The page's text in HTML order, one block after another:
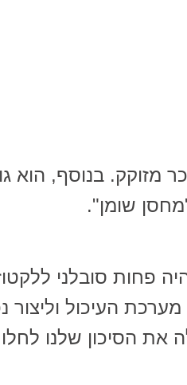
מזוקק. בנוסף, הוא
שומן".
פחות סובלני
העיכול וליצור
את הסיכון שלנו